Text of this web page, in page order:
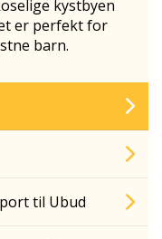
kystbyen
er perfekt for
barn.
til Ubud